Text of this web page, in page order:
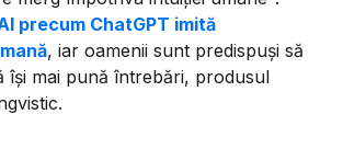
precum ChatGPT imită
, iar oamenii sunt predispuși să
își mai pună întrebări, produsul